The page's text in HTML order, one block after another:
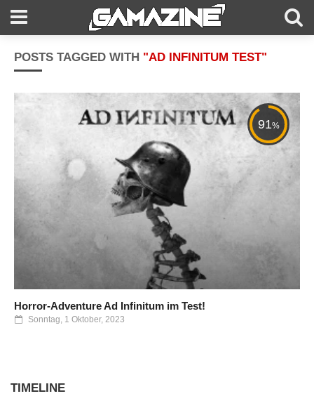
POSTS TAGGED WITH "AD INFINITUM TEST"
91%
Horror-Adventure Ad Infinitum im Test!
Sonntag, 1 Oktober, 2023
TIMELINE